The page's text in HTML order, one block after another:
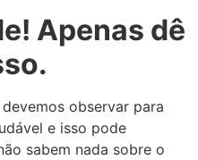
Apenas dê
observar para
e isso pode
sabem nada sobre o